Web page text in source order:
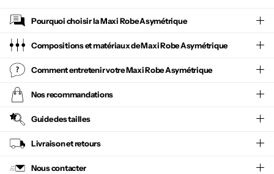
Pourquoi choisir laMaxi Robe Asymétrique
Compositions et matériaux de Maxi Robe Asymétrique
Comment entretenir votreMaxi Robe Asymétrique
Nos recommandations
Guide des tailles
Livraison et retours
Nous contacter